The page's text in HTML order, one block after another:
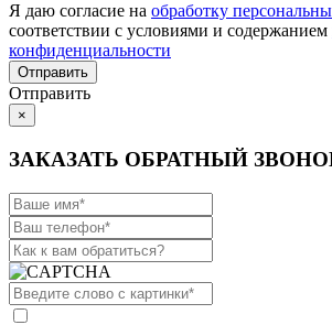
Я даю согласие на обработку
соответствии с условиями и содержанием
конфиденциальности
Отправить
×
ЗАКАЗАТЬ ОБРАТНЫЙ